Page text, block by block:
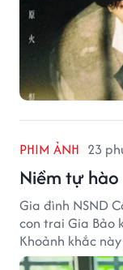
PHIM ẢNH 23
Niềm tự hào
Gia đình NSND
con trai Gia Bảo
Khoảnh khắc
tâm từ đông